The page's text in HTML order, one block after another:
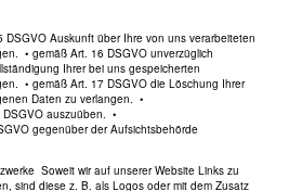
Auskunft über Ihre von uns verarbeiteten
• gemäß Art. 16 DSGVO unverzüglich
Ihrer bei uns gespeicherten
• gemäß Art. 17 DSGVO die Löschung Ihrer
Daten zu verlangen. •
auszuüben. •
gegenüber der Aufsichtsbehörde
Soweit wir auf unserer Website Links zu
sind diese z. B. als Logos oder mit dem Zusatz